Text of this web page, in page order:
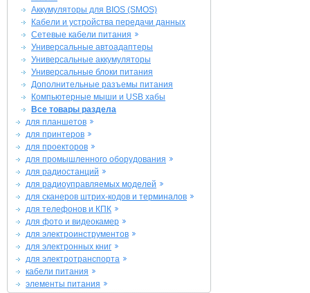
Аккумуляторы для BIOS (SMOS)
Кабели и устройства передачи данных
Сетевые кабели питания
Универсальные автоадаптеры
Универсальные аккумуляторы
Универсальные блоки питания
Дополнительные разъемы питания
Компьютерные мыши и USB хабы
Все товары раздела
для планшетов
для принтеров
для проекторов
для промышленного оборудования
для радиостанций
для радиоуправляемых моделей
для сканеров штрих-кодов и терминалов
для телефонов и КПК
для фото и видеокамер
для электроинструментов
для электронных книг
для электротранспорта
кабели питания
элементы питания